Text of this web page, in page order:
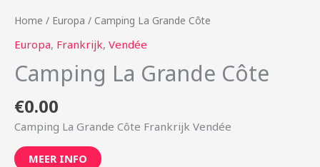
Home / Europa / Camping La Grande Côte
Europa, Frankrijk, Vendée
Camping La Grande Côte
€0.00
Camping La Grande Côte Frankrijk Vendée
MEER INFO